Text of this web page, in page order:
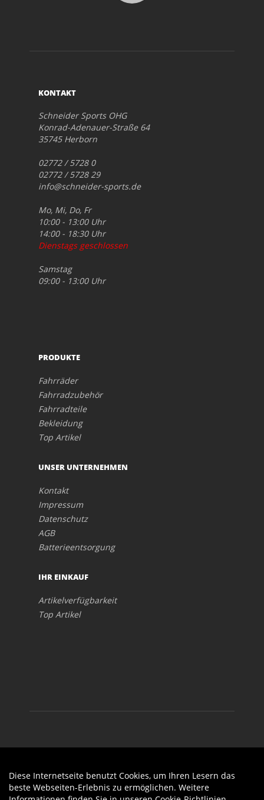
KONTAKT
Schneider Sports OHG
Konrad-Adenauer-Straße 64
35745 Herborn
02772 / 5728 0
02772 / 5728 29
info@schneider-sports.de
Mo, Mi, Do, Fr
10:00 - 13:00 Uhr
14:00 - 18:30 Uhr
Dienstags geschlossen
Samstag
09:00 - 13:00 Uhr
PRODUKTE
Fahrräder
Fahrradzubehör
Fahrradteile
Bekleidung
Top Artikel
UNSER UNTERNEHMEN
Kontakt
Impressum
Datenschutz
AGB
Batterieentsorgung
IHR EINKAUF
Artikelverfügbarkeit
Top Artikel
Diese Internetseite benutzt Cookies, um Ihren Lesern das
beste Webseiten-Erlebnis zu ermöglichen. Weitere
Auftrag widerrufen